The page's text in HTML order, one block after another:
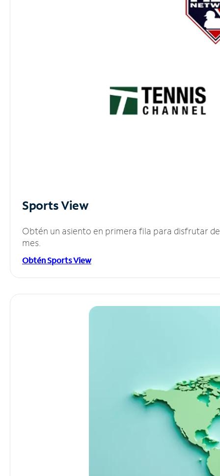
Sports View
Obtén un asiento en primera fila para disfrutar
mes.
Obtén Sports View